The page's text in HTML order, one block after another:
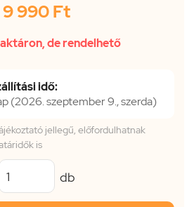
9 990 Ft
de rendelhető
idő:
(2026. szeptember 9., szerda)
jellegű, előfordulhatnak
is
db